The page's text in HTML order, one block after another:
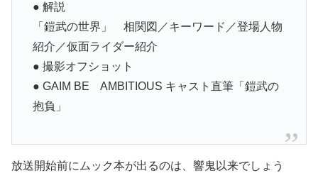
● 解説
「鎧武の世界」 相関図／キーワード／登場人物
紹介／仮面ライダー紹介
● 撮影オフショット
● GAIM BE AMBITIOUS キャスト直筆「鎧武の
抱負」
放送開始前にムック本が出るのは、響鬼以来でしょう